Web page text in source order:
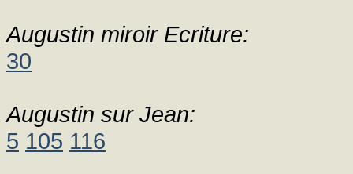
Augustin miroir Ecriture:
30
Augustin sur Jean:
5 105 116